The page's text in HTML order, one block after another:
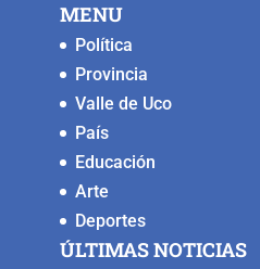
o
k
MENU
Política
Provincia
Valle de Uco
País
Educación
Arte
Deportes
ÚLTIMAS NOTICIAS